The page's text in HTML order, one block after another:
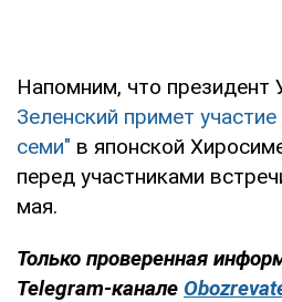
Напомним, что президент
Зеленский примет
семи" в японской
перед участниками
мая.
Только проверенная
Telegram-канале